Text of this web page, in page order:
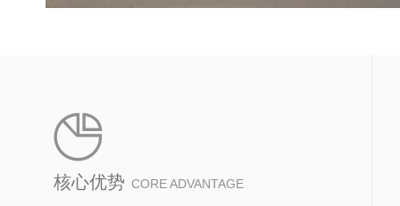
核心优势 CORE ADVANTAGE